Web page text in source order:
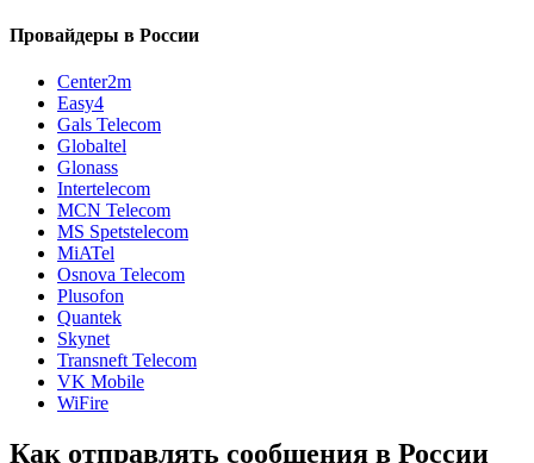
Провайдеры в России
Center2m
Easy4
Gals Telecom
Globaltel
Glonass
Intertelecom
MCN Telecom
MS Spetstelecom
MiATel
Osnova Telecom
Plusofon
Quantek
Skynet
Transneft Telecom
VK Mobile
WiFire
Как отправлять сообщения в России